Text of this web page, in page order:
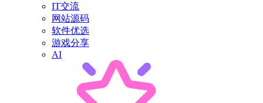
IT交流
网站源码
软件优选
游戏分享
AI